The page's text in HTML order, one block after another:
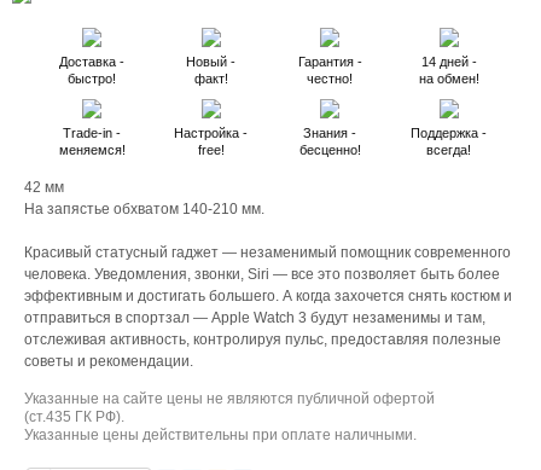
Доставка -
быстро!
Новый -
факт!
Гарантия -
честно!
14 дней -
на обмен!
Trade-in -
меняемся!
Настройка -
free!
Знания -
бесценно!
Поддержка -
всегда!
42 мм
На запястье обхватом 140-210 мм.
Красивый статусный гаджет — незаменимый помощник современного
человека. Уведомления, звонки, Siri — все это позволяет быть более
эффективным и достигать большего. А когда захочется снять костюм и
отправиться в спортзал — Apple Watch 3 будут незаменимы и там,
отслеживая активность, контролируя пульс, предоставляя полезные
советы и рекомендации.
Указанные на сайте цены не являются публичной офертой
(ст.435 ГК РФ).
Указанные цены действительны при оплате наличными.